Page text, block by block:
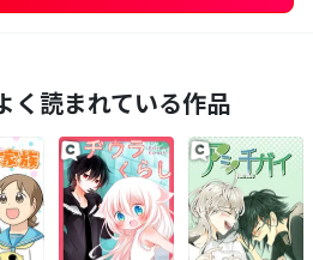
く読まれている作品